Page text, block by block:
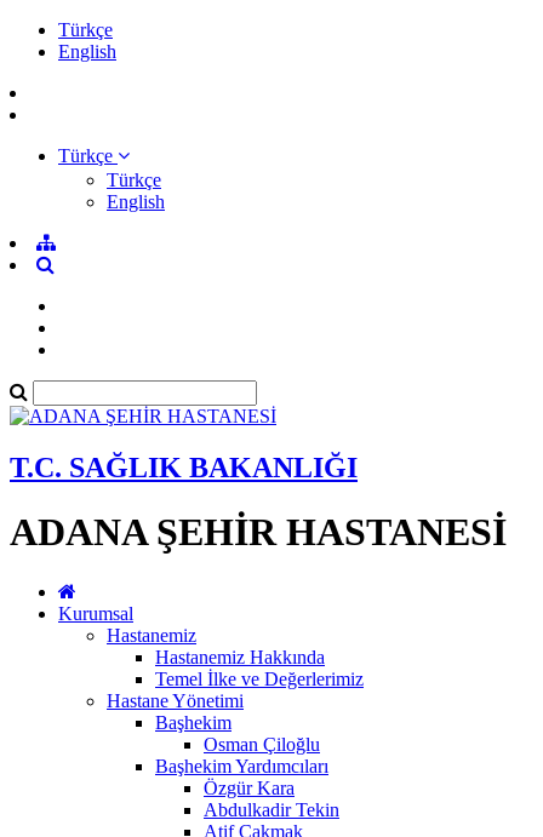
Türkçe
English
Türkçe
Türkçe
English
T.C. SAĞLIK BAKANLIĞI
ADANA ŞEHİR HASTANESİ
Kurumsal
Hastanemiz
Hastanemiz Hakkında
Temel İlke ve Değerlerimiz
Hastane Yönetimi
Başhekim
Osman Çiloğlu
Başhekim Yardımcıları
Özgür Kara
Abdulkadir Tekin
Atif Çakmak